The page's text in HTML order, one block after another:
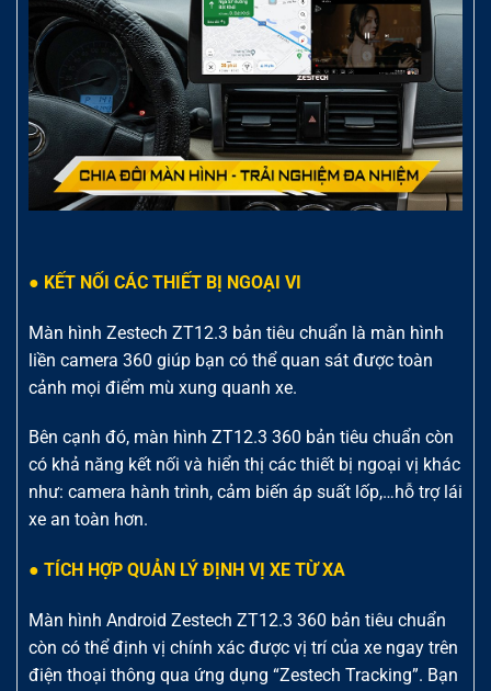
● KẾT NỐI CÁC THIẾT BỊ NGOẠI VI
Màn hình Zestech ZT12.3 bản tiêu chuẩn là màn hình
liền camera 360 giúp bạn có thể quan sát được toàn
cảnh mọi điểm mù xung quanh xe.
Bên cạnh đó, màn hình ZT12.3 360 bản tiêu chuẩn còn
có khả năng kết nối và hiển thị các thiết bị ngoại vị khác
như: camera hành trình, cảm biến áp suất lốp,…hỗ trợ lái
xe an toàn hơn.
● TÍCH HỢP QUẢN LÝ ĐỊNH VỊ XE TỪ XA
Màn hình Android Zestech ZT12.3 360 bản tiêu chuẩn
còn có thể định vị chính xác được vị trí của xe ngay trên
điện thoại thông qua ứng dụng “Zestech Tracking”. Bạn